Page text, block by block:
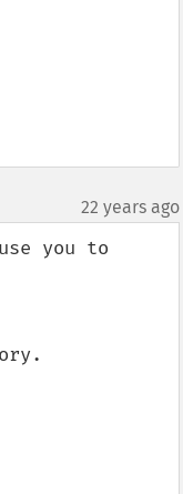
22 years ago
you to